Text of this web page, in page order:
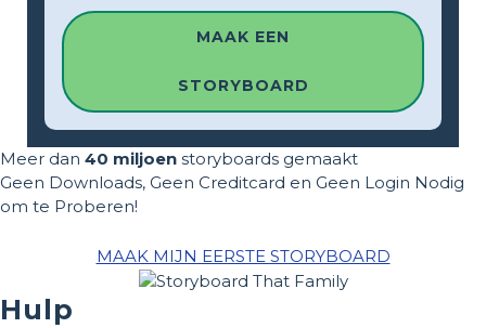
MAAK EEN
STORYBOARD
Meer dan 40 miljoen storyboards gemaakt
Geen Downloads, Geen Creditcard en Geen Login Nodig
om te Proberen!
MAAK MIJN EERSTE STORYBOARD
Hulp